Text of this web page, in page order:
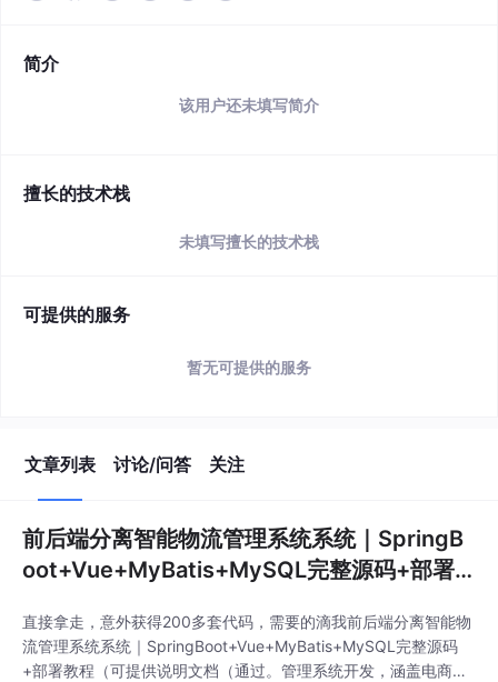
简介
该用户还未填写简介
擅长的技术栈
未填写擅长的技术栈
可提供的服务
暂无可提供的服务
文章列表 讨论/问答 关注
前后端分离智能物流管理系统系统｜SpringB
oot+Vue+MyBatis+MySQL完整源码+部署
直接拿走，意外获得200多套代码，需要的滴我前后端分离智能物
流管理系统系统｜SpringBoot+Vue+MyBatis+MySQL完整源码
+部署教程（可提供说明文档（通过。管理系统开发，涵盖电商、